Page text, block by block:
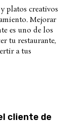
platos creativos
Mejorar
es uno de los
tu restaurante,
a tus
cliente de